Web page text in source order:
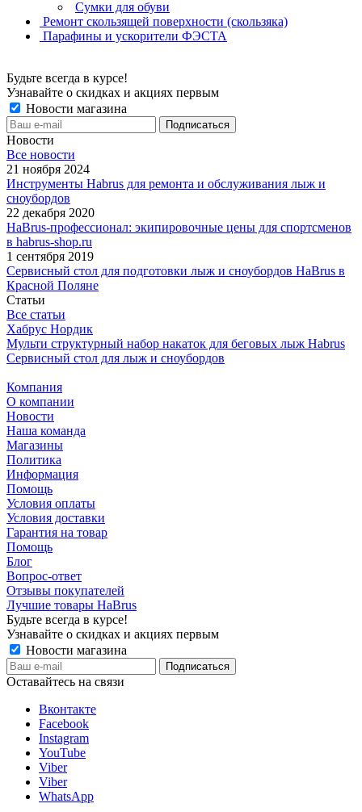
Сумки для обуви
Ремонт скользящей поверхности (скользяка)
Парафины и ускорители ФЭСТА
Будьте всегда в курсе!
Узнавайте о скидках и акциях первым
Новости магазина
Новости
Все новости
21 ноября 2024
Инструменты Habrus для ремонта и обслуживания лыж и
сноубордов
22 декабря 2020
HaBrus-профессионал: экипировочные цены для спортсменов
в habrus-shop.ru
1 сентября 2019
Сервисный стол для подготовки лыж и сноубордов HaBrus в
Красной Поляне
Статьи
Все статьи
Хабрус Нордик
Мульти структурный набор накаток для беговых лыж Habrus
Сервисный стол для лыж и сноубордов
Компания
О компании
Новости
Наша команда
Магазины
Политика
Информация
Помощь
Условия оплаты
Условия доставки
Гарантия на товар
Помощь
Блог
Вопрос-ответ
Отзывы покупателей
Лучшие товары HaBrus
Будьте всегда в курсе!
Узнавайте о скидках и акциях первым
Новости магазина
Оставайтесь на связи
Вконтакте
Facebook
Instagram
YouTube
Viber
Viber
WhatsApp